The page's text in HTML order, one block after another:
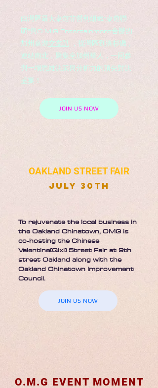
由灣區最大桌遊非營利組織“桌遊聯
萌”與O.M.G Entertainment合辦的
加州桌遊交友趴 ，從灣區到洛杉磯，
連結南北，聚集全加州華人，一同參
與一場思維決策與分析力的頂尖對決
盛宴！
JOIN US NOW
JOIN US NOW
OAKLAND STREET FAIR
JULY 30th
To rejuvenate the local business in
the Oakland Chinatown, OMG is
co-hosting the Chinese
Valentine(Qixi) Street Fair at 9th
street Oakland along with the
Oakland Chinatown Improvement
Council.
O.M.G EVENT MOMENT